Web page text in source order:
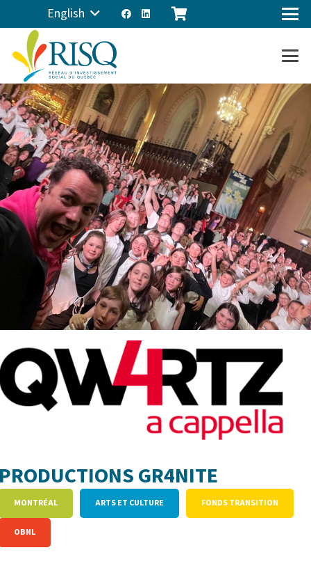
English
GR4NITE
MONTRÉAL ARTS ET CULTURE FONDS TRANSITION
OBNL